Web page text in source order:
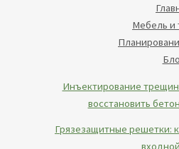
Мебель и
Инъектирование
восстановить
Грязезащитные решетки: